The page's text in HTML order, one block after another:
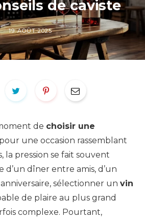
de caviste
19 AOÛT 2025
de choisir une
pour une occasion rassemblant
la pression se fait souvent
d’un dîner entre amis, d’un
sélectionner un vin
de plaire au plus grand
complexe. Pourtant,